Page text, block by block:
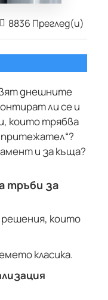
8836 Преглед(и)
днешните
ли се и
които трябва
и за къща?
тръби за
решения, които
класика.